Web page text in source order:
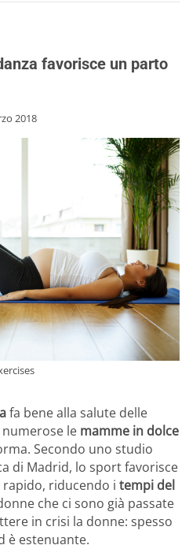
favorisce un parto
2018
fa bene alla salute delle
le mamme in dolce
Secondo uno studio
di Madrid, lo sport favorisce
rapido, riducendo i tempi del
che ci sono già passate
in crisi la donne: spesso
è estenuante.